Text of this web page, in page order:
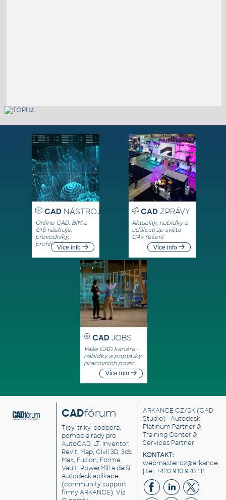
CADNÁSTROJE
Online CAD, BIM a
GIS nástroje,
převodníky,
prohlížečeVíce info
CADZPRÁVY
Aktuality, nabídky a
události ze světa
CAx řešení
Více info
CAD JOBS
Vaše CAD kariéra -
nabídky a poptávky
pracovních pozic
Více info
CADfórum
Tipy, triky, podpora,
pomoc a rady pro
AutoCAD, LT, Inventor,
Revit, Map, Civil 3D, 3ds
Max, Fusion, Forma,
Vault, PowerMill a další
Autodesk aplikace
(community support
firmy ARKANCE). Viz
ARKANCE CZ/SK(CAD
Studio) - Autodesk
Platinum Partner &
Training Center &
Services Partner
KONTAKT:
| tel. +420 910 970 111